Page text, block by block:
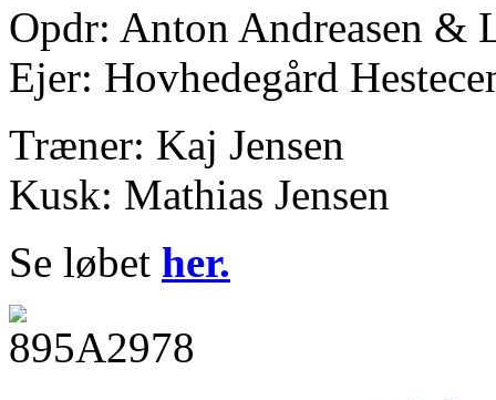
Opdr: Anton Andreasen &
Ejer: Hovhedegård
Træner: Kaj Jensen
Kusk: Mathias Jensen
Se løbet her.